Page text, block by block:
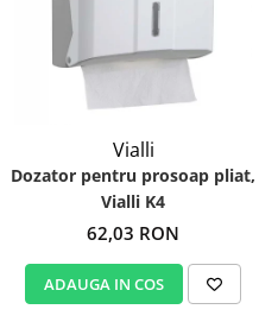
Vialli
Dozator pentru prosoap pliat,
Vialli K4
62,03 RON
ADAUGA IN COS